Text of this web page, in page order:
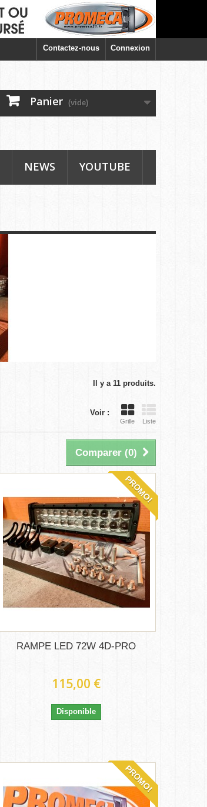
Connexion
Contactez-nous
Panier (vide)
NEWS YOUTUBE
Il y a 11 produits.
Voir :
Grille Liste
Comparer (0)
PROMO!
RAMPE LED 72W 4D-PRO
115,00 €
Disponible
PROMO!